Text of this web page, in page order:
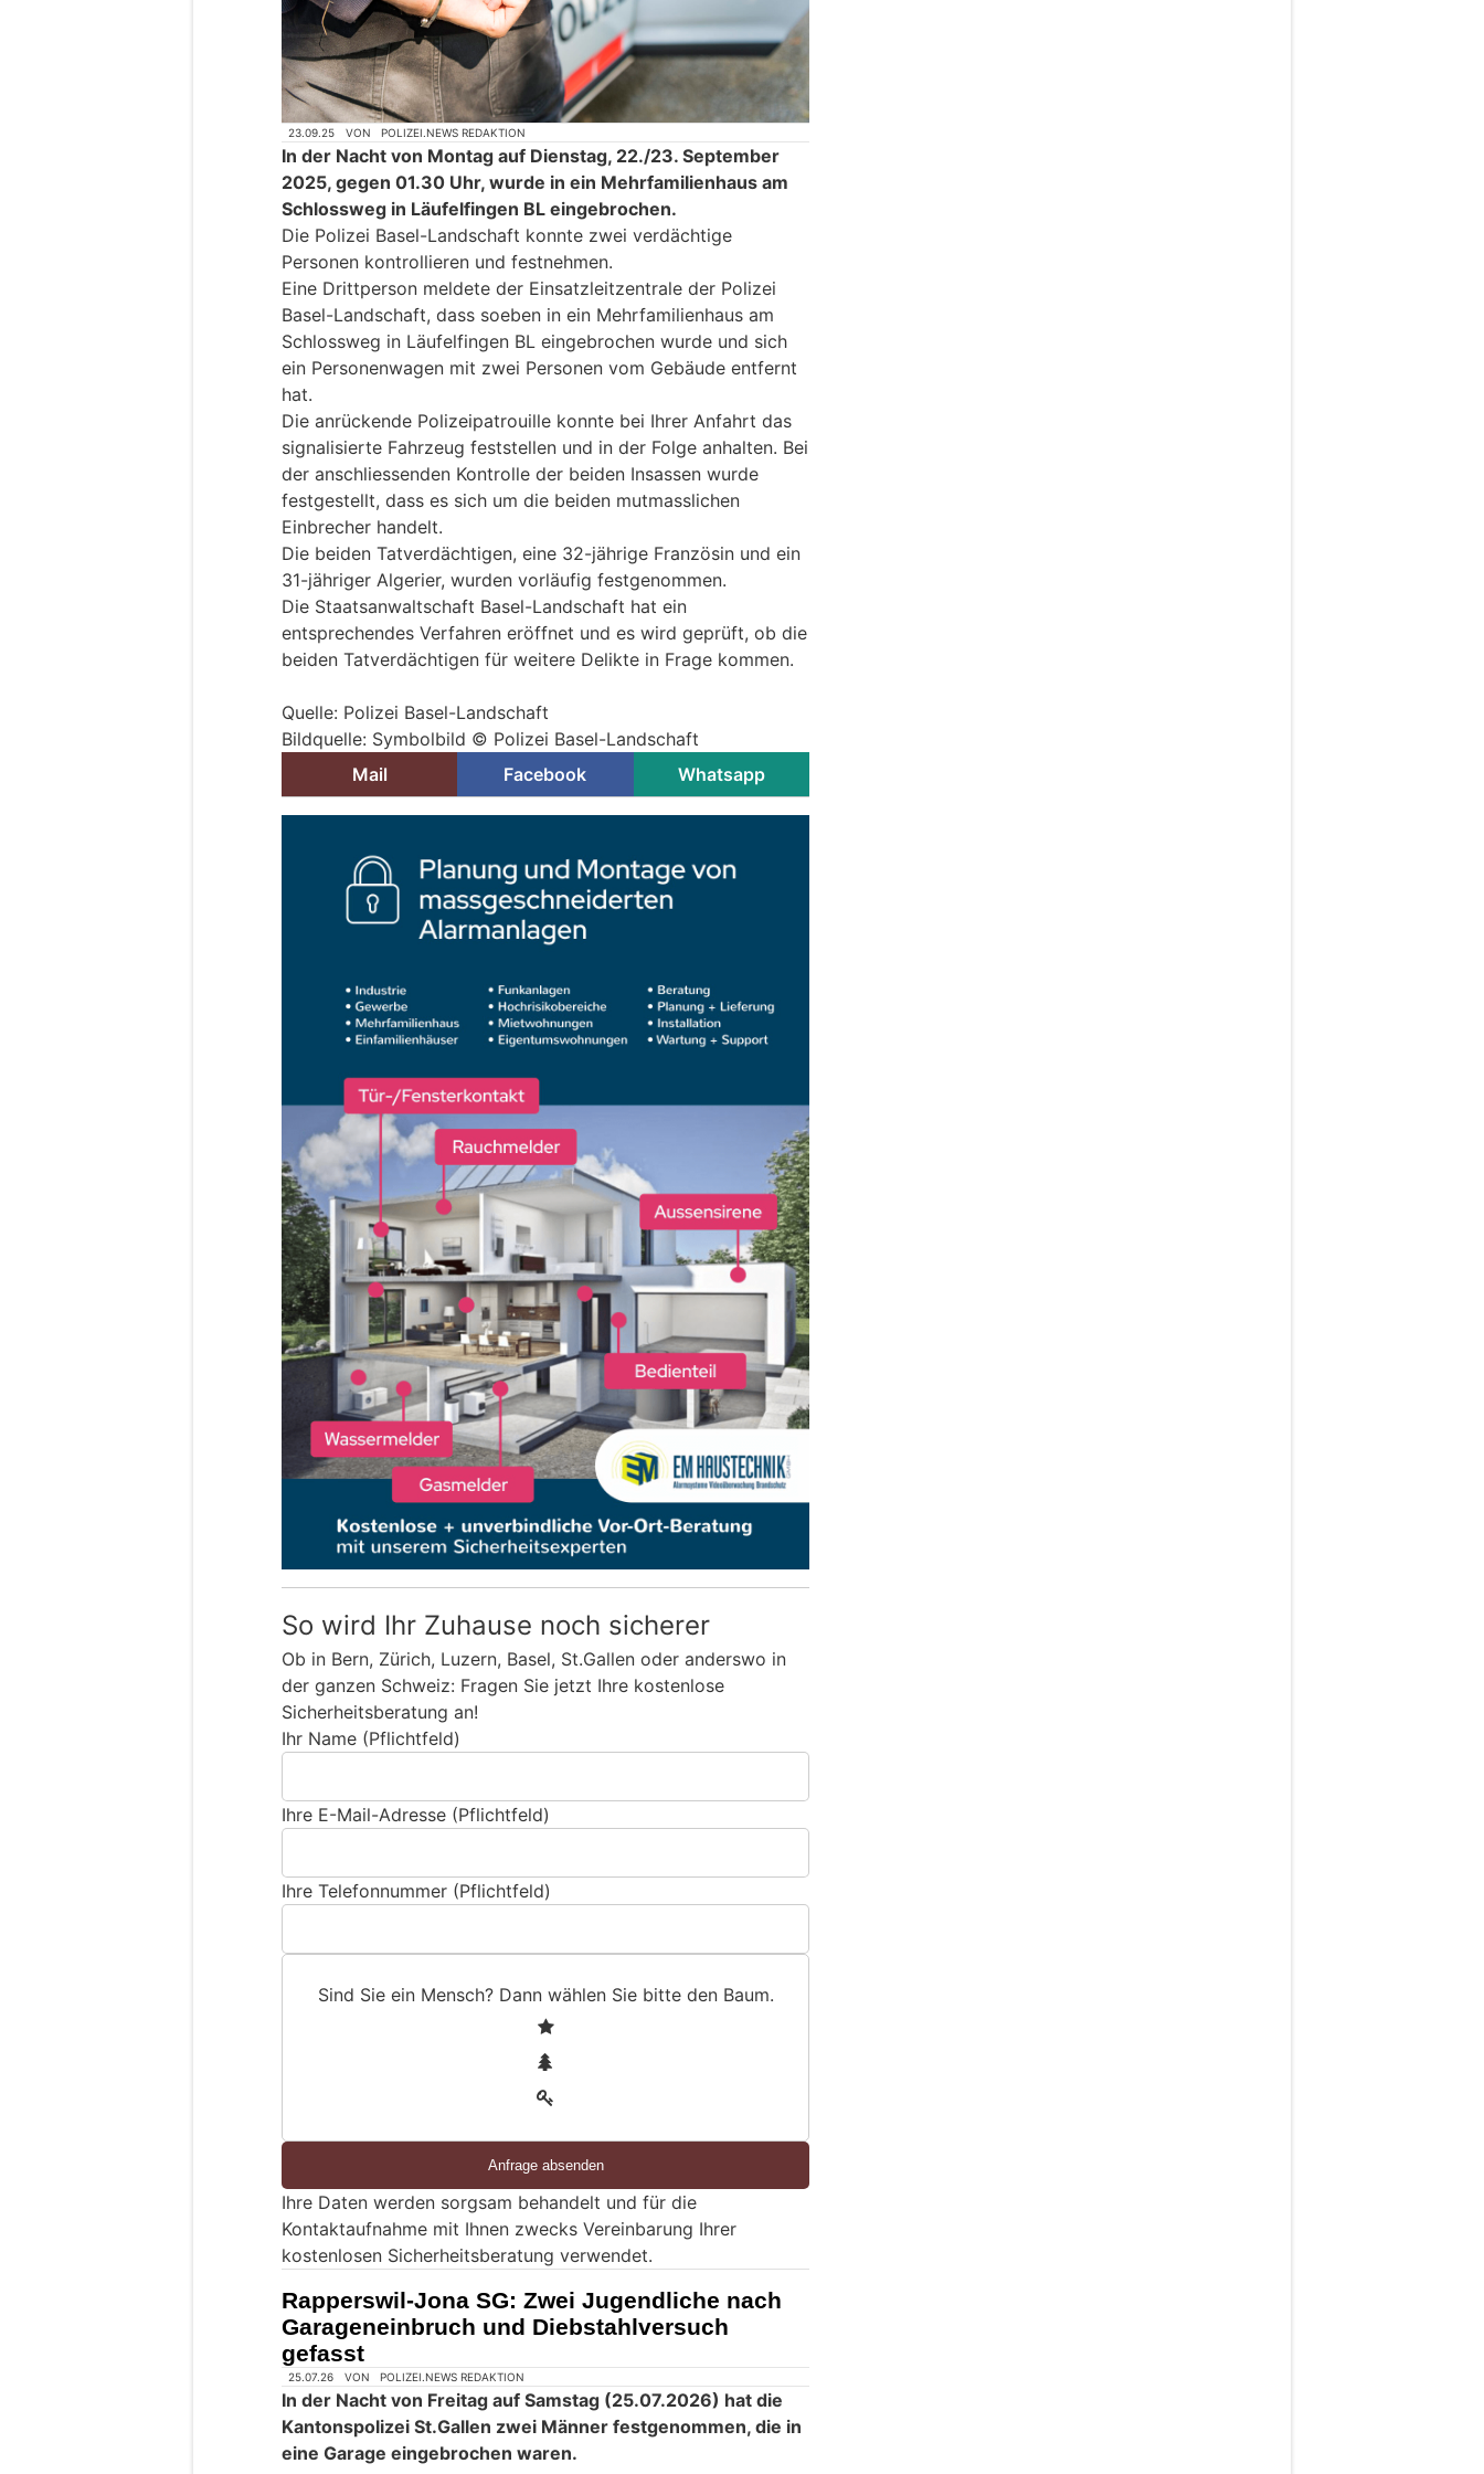
23.09.25 VON POLIZEI.NEWS REDAKTION
In der Nacht von Montag auf Dienstag, 22./23. September
2025, gegen 01.30 Uhr, wurde in ein Mehrfamilienhaus am
Schlossweg in Läufelfingen BL eingebrochen.
Die Polizei Basel-Landschaft konnte zwei verdächtige
Personen kontrollieren und festnehmen.
Eine Drittperson meldete der Einsatzleitzentrale der Polizei
Basel-Landschaft, dass soeben in ein Mehrfamilienhaus am
Schlossweg in Läufelfingen BL eingebrochen wurde und sich
ein Personenwagen mit zwei Personen vom Gebäude entfernt
hat.
Die anrückende Polizeipatrouille konnte bei Ihrer Anfahrt das
signalisierte Fahrzeug feststellen und in der Folge anhalten. Bei
der anschliessenden Kontrolle der beiden Insassen wurde
festgestellt, dass es sich um die beiden mutmasslichen
Einbrecher handelt.
Die beiden Tatverdächtigen, eine 32-jährige Französin und ein
31-jähriger Algerier, wurden vorläufig festgenommen.
Die Staatsanwaltschaft Basel-Landschaft hat ein
entsprechendes Verfahren eröffnet und es wird geprüft, ob die
beiden Tatverdächtigen für weitere Delikte in Frage kommen.
Quelle: Polizei Basel-Landschaft
Bildquelle: Symbolbild © Polizei Basel-Landschaft
Mail
Facebook Whatsapp
So wird Ihr Zuhause noch sicherer
Ob in Bern, Zürich, Luzern, Basel, St.Gallen oder anderswo in
der ganzen Schweiz: Fragen Sie jetzt Ihre kostenlose
Sicherheitsberatung an!
Ihr Name (Pflichtfeld)
Ihre E-Mail-Adresse (Pflichtfeld)
Ihre Telefonnummer (Pflichtfeld)
Sind Sie ein Mensch? Dann wählen Sie bitte den Baum.
e
i
n
e
n
s
c
Ihre Daten werden sorgsam behandelt und für die
Kontaktaufnahme mit Ihnen zwecks Vereinbarung Ihrer
kostenlosen Sicherheitsberatung verwendet.
Rapperswil-Jona SG: Zwei Jugendliche nach
Garageneinbruch und Diebstahlversuch
gefasst